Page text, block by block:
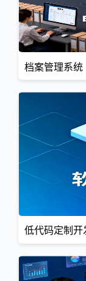
档案管理系统
低代码定制开